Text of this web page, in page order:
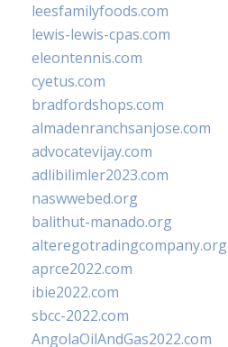
leesfamilyfoods.com
lewis-lewis-cpas.com
eleontennis.com
cyetus.com
bradfordshops.com
almadenranchsanjose.com
advocatevijay.com
adlibilimler2023.com
naswwebed.org
balithut-manado.org
alteregotradingcompany.org
aprce2022.com
ibie2022.com
sbcc-2022.com
AngolaOilAndGas2022.com